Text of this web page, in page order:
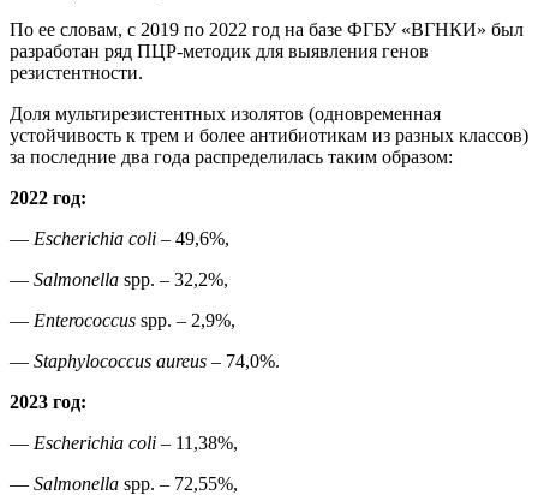
По ее словам, с 2019 по 2022 год на базе ФГБУ «ВГНКИ» был
разработан ряд ПЦР-методик для выявления генов
резистентности.
Доля мультирезистентных изолятов (одновременная
устойчивость к трем и более антибиотикам из разных классов)
за последние два года распределилась таким образом:
2022 год:
— Escherichia coli – 49,6%,
— Salmonella spp. – 32,2%,
— Enterococcus spp. – 2,9%,
— Staphylococcus аureus – 74,0%.
2023 год:
— Escherichia coli – 11,38%,
— Salmonella spp. – 72,55%,